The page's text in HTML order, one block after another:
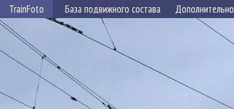
TrainFoto База подвижного состава Дополнительно